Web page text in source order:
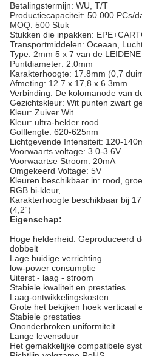
Betalingstermijn: WU, T/T
Productiecapaciteit: 50.000 PCs/
MOQ: 500 Stuk
Stukken die inpakken:
Transportmiddelen: Oceaan,
Type: 2mm 5 x 7 van de
Puntdiameter: 2.0mm
Karakterhoogte: 17.8mm (0,7
Afmeting: 12.7 x 17,8 x 6.3mm
Verbinding: De kolomanode van
Gezichtskleur: Wit punten zwart
Kleur: Zuiver Wit
Kleur: ultra-helder rood
Golflengte: 620-625nm
Lichtgevende Intensiteit: 120-
Voorwaarts voltage: 3.0-3.6V
Voorwaartse Stroom: 20mA
Omgekeerd Voltage: 5V
Kleuren beschikbaar in: rood,
RGB bi-kleur,
Karakterhoogte beschikbaar bij
(4,2“)
Eigenschap:
Hoge helderheid. Geproduceerd
dobbelt
Lage huidige verrichting
low-power consumptie
Uiterst - laag - stroom
Stabiele kwaliteit en prestaties
Laag-ontwikkelingskosten
Grote het bekijken hoek verticaal
Stabiele prestaties
Ononderbroken uniformiteit
Lange levensduur
Het gemakkelijke compatibele